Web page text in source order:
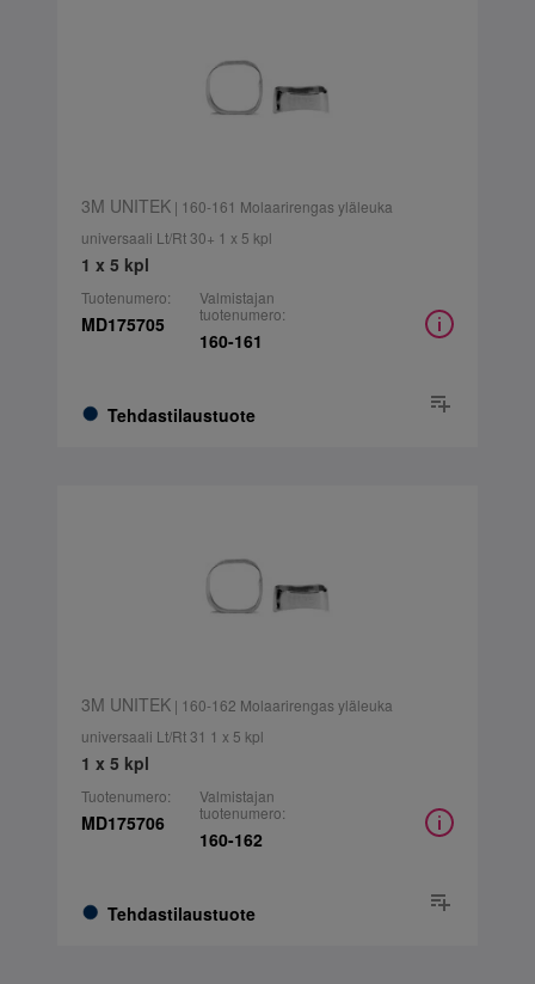
3M UNITEK| 160-161 Molaarirengas yläleuka
universaali Lt/Rt 30+ 1 x 5 kpl
1 x 5 kpl
Tuotenumero:
MD175705
Tehdastilaustuote
Valmistajan
tuotenumero:
160-161
3M UNITEK| 160-162 Molaarirengas yläleuka
universaali Lt/Rt 31 1 x 5 kpl
1 x 5 kpl
Tuotenumero:
MD175706
Tehdastilaustuote
Valmistajan
tuotenumero:
160-162